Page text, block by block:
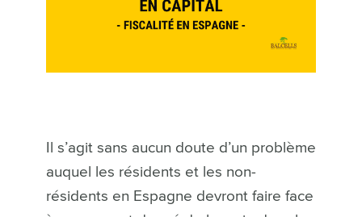
Il s’agit sans aucun doute d’un problème
auquel les résidents et les non-
résidents en Espagne devront faire face